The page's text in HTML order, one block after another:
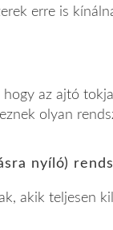
erre is
az ajtó
olyan
nyíló)
akik teljesen